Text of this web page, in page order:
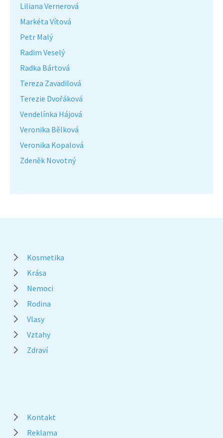
Liliana Vernerová
Markéta Vítová
Petr Malý
Radim Veselý
Radka Bártová
Tereza Zavadilová
Terezie Dvořáková
Vendelínka Hájová
Veronika Bělková
Veronika Kopalová
Zdeněk Novotný
Kosmetika
Krása
Nemoci
Rodina
Vlasy
Vztahy
Zdraví
Kontakt
Reklama